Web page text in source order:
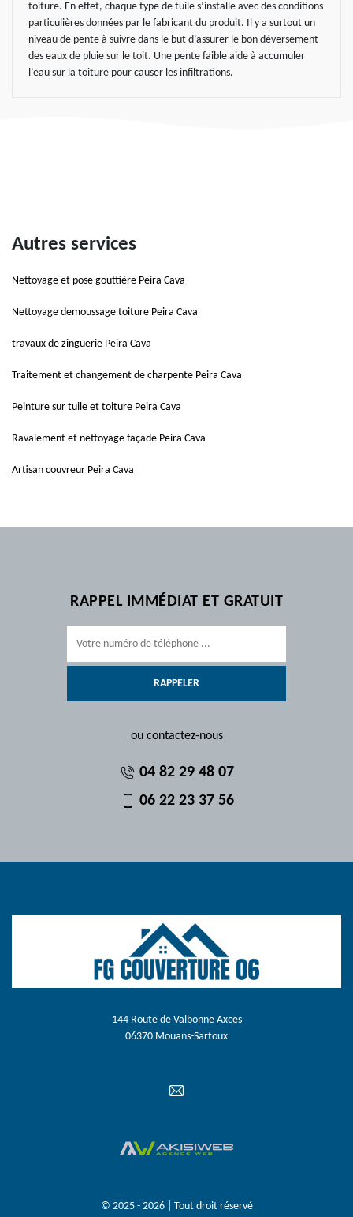
toiture. En effet, chaque type de tuile s’installe avec des conditions
particulières données par le fabricant du produit. Il y a surtout un
niveau de pente à suivre dans le but d’assurer le bon déversement
des eaux de pluie sur le toit. Une pente faible aide à accumuler
l’eau sur la toiture pour causer les infiltrations.
Autres services
Nettoyage et pose gouttière Peira Cava
Nettoyage demoussage toiture Peira Cava
travaux de zinguerie Peira Cava
Traitement et changement de charpente Peira Cava
Peinture sur tuile et toiture Peira Cava
Ravalement et nettoyage façade Peira Cava
Artisan couvreur Peira Cava
RAPPEL IMMÉDIAT ET GRATUIT
ou contactez-nous
04 82 29 48 07
06 22 23 37 56
144 Route de Valbonne Axces
06370 Mouans-Sartoux
© 2025 - 2026 | Tout droit réservé